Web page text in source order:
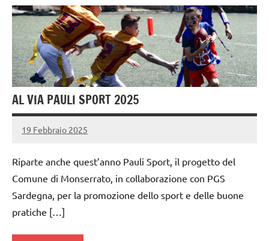
AL VIA PAULI SPORT 2025
19 Febbraio 2025
PauliSport
Nessun
Riparte anche quest’anno Pauli Sport, il progetto del
Comune di Monserrato, in collaborazione con PGS
Sardegna, per la promozione dello sport e delle buone
pratiche […]